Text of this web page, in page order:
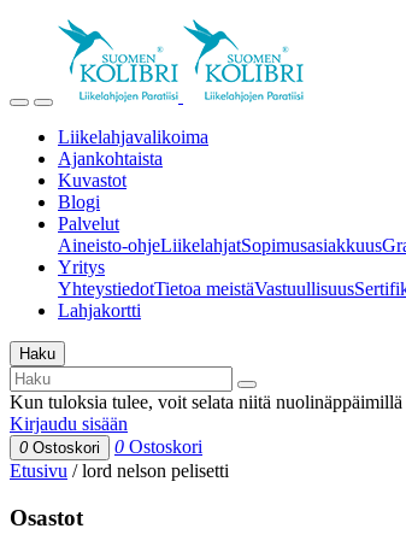
Liikelahjavalikoima
Ajankohtaista
Kuvastot
Blogi
Palvelut
Aineisto-ohjeLiikelahjatSopimusasiakkuus
Yritys
YhteystiedotTietoa meistäVastuullisuus
Lahjakortti
Haku
Kun tuloksia tulee, voit selata niitä
Kirjaudu sisään
0 Ostoskori 0 Ostoskori
Etusivu /lord nelson pelisetti
Osastot